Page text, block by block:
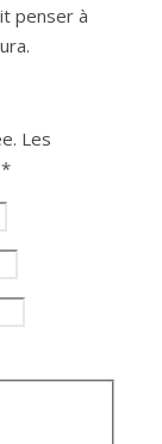
penser à
Les
*